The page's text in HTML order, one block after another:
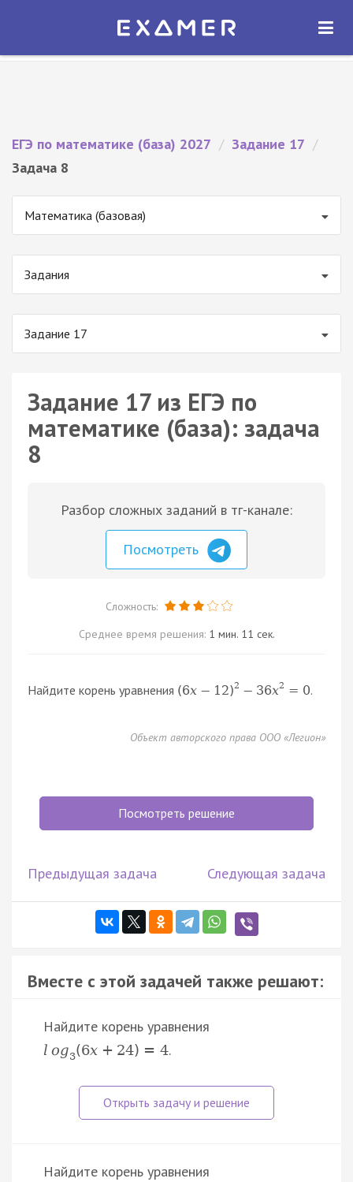
Экзамер — ЕГЭ 2027
ОТКРЫТЬ
ЕГЭ по математике (база) 2027 / Задание 17 /
Задача 8
Математика (базовая)
Задания
Задание 17
Задание 17 из ЕГЭ по
математике (база): задача
8
Разбор сложных заданий в тг-канале:
Посмотреть
Сложность:
Среднее время решения: 1 мин. 11 сек.
Найдите корень уравнения (6x − 12)2 − 36x2 = 0.
Объект авторского права ООО «Легион»
Посмотреть решение
Предыдущая задача Следующая задача
Вместе с этой задачей также решают:
Найдите корень уравнения
l og3(6x + 24) = 4.
Найдите корень уравнения